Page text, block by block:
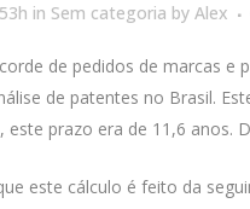
in Sem categoria by Alex
de pedidos de marcas e
de patentes no Brasil.
este prazo era de 11,6 anos.
este cálculo é feito da